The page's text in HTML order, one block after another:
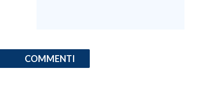
COMMENTI